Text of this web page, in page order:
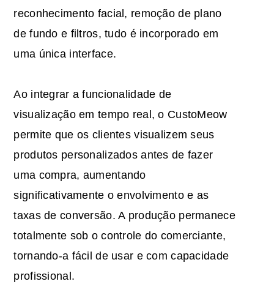
reconhecimento facial, remoção de plano
de fundo e filtros, tudo é incorporado em
uma única interface.
Ao integrar a funcionalidade de
visualização em tempo real, o CustoMeow
permite que os clientes visualizem seus
produtos personalizados antes de fazer
uma compra, aumentando
significativamente o envolvimento e as
taxas de conversão. A produção permanece
totalmente sob o controle do comerciante,
tornando-a fácil de usar e com capacidade
profissional.